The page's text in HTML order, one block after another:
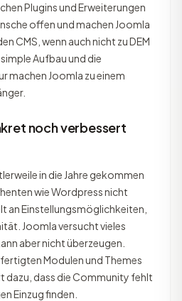
Plugins und Erweiterungen
offen und machen Joomla
CMS, wenn auch nicht zu DEM
Aufbau und die
machen Joomla zu einem
noch verbessert
in die Jahre gekommen
wie Wordpress nicht
an Einstellungsmöglichkeiten,
Joomla versucht vieles
aber nicht überzeugen.
Modulen und Themes
dazu, dass die Community fehlt
Einzug finden.